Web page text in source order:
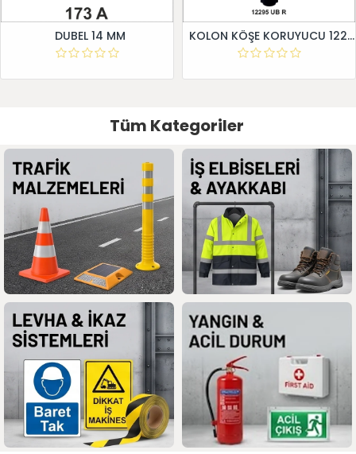
DUBEL 14 MM KOLON KÖŞE KORUYUCU 12295 UB R
Tüm Kategoriler